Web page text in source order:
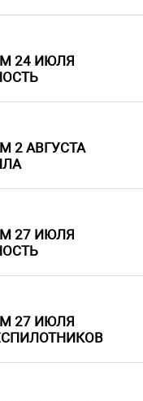
24 ИЮЛЯ
2 АВГУСТА
27 ИЮЛЯ
27 ИЮЛЯ